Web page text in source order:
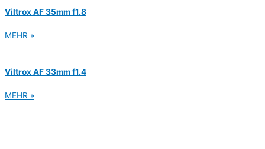
Viltrox AF 35mm f1.8
MEHR »
Viltrox AF 33mm f1.4
MEHR »